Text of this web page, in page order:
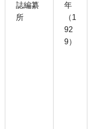
誌編纂
所
年
（1
92
9）